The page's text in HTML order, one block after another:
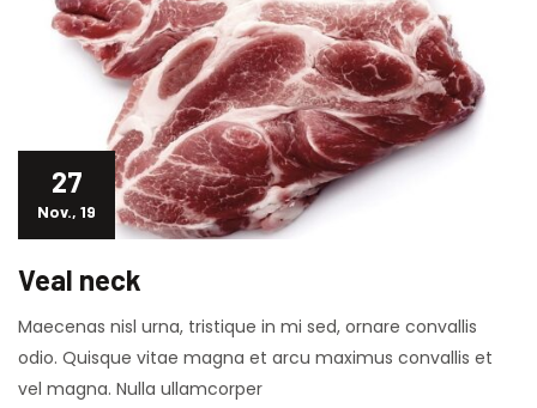
27
Nov., 19
Veal neck
Maecenas nisl urna, tristique in mi sed, ornare convallis
odio. Quisque vitae magna et arcu maximus convallis et
vel magna. Nulla ullamcorper